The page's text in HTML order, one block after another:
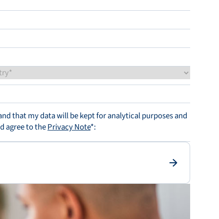
that my data will be kept for analytical purposes and
agree to thePrivacy Note*: